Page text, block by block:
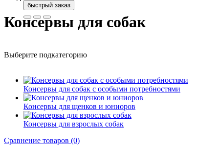
быстрый заказ
быстрый заказ
быстрый заказ
быстрый заказ
7.10 ₴
быстрый заказ
Консервы для собак
Выберите подкатегорию
Консервы для собак с особыми потребностями
Консервы для щенков и юниоров
Консервы для взрослых собак
Сравнение товаров (0)